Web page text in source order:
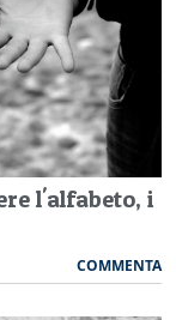
l'alfabeto, i
COMMENTA